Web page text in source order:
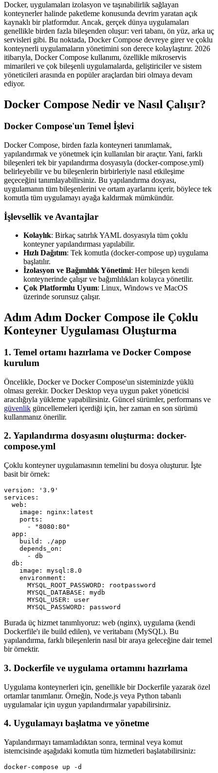
Docker, uygulamaları izolasyon ve taşınabilirlik sağlayan
konteynerler halinde paketleme konusunda devrim yaratan açık
kaynaklı bir platformdur. Ancak, gerçek dünya uygulamaları
genellikle birden fazla bileşenden oluşur: veri tabanı, ön yüz, arka uç
servisleri gibi. Bu noktada, Docker Compose devreye girer ve çoklu
konteynerli uygulamaların yönetimini son derece kolaylaştırır. 2026
itibarıyla, Docker Compose kullanımı, özellikle mikroservis
mimarileri ve çok bileşenli uygulamalarda, geliştiriciler ve sistem
yöneticileri arasında en popüler araçlardan biri olmaya devam
ediyor.
Docker Compose Nedir ve Nasıl Çalışır?
Docker Compose'un Temel İşlevi
Docker Compose, birden fazla konteyneri tanımlamak,
yapılandırmak ve yönetmek için kullanılan bir araçtır. Yani, farklı
bileşenleri tek bir yapılandırma dosyasıyla (docker-compose.yml)
belirleyebilir ve bu bileşenlerin birbirleriyle nasıl etkileşime
geçeceğini tanımlayabilirsiniz. Bu yapılandırma dosyası,
uygulamanın tüm bileşenlerini ve ortam ayarlarını içerir, böylece tek
komutla tüm uygulamayı ayağa kaldırmak mümkündür.
İşlevsellik ve Avantajlar
Kolaylık: Birkaç satırlık YAML dosyasıyla tüm çoklu
konteyner yapılandırması yapılabilir.
Hızlı Dağıtım: Tek komutla (docker-compose up) uygulama
başlatılır.
İzolasyon ve Bağımlılık Yönetimi: Her bileşen kendi
konteynerinde çalışır ve bağımlılıkları kolayca yönetilir.
Çok Platformlu Uyum: Linux, Windows ve MacOS
üzerinde sorunsuz çalışır.
Adım Adım Docker Compose ile Çoklu
Konteyner Uygulaması Oluşturma
1. Temel ortamı hazırlama ve Docker Compose
kurulum
Öncelikle, Docker ve Docker Compose'un sisteminizde yüklü
olması gerekir. Docker Desktop veya uygun paket yöneticisi
aracılığıyla yükleme yapabilirsiniz. Güncel sürümler, performans ve
güvenlik güncellemeleri içerdiği için, her zaman en son sürümü
kullanmanız önerilir.
2. Yapılandırma dosyasını oluşturma: docker-
compose.yml
Çoklu konteyner uygulamasının temelini bu dosya oluşturur. İşte
basit bir örnek:
version: '3.9'
services:
  web:
    image: nginx:latest
    ports:
      - "8080:80"
  app:
    build: ./app
    depends_on:
      - db
  db:
    image: mysql:8.0
    environment:
      MYSQL_ROOT_PASSWORD: rootpassword
      MYSQL_DATABASE: mydb
      MYSQL_USER: user
Burada üç hizmet tanımlıyoruz: web (nginx), uygulama (kendi
Dockerfile'ı ile build edilen), ve veritabanı (MySQL). Bu
yapılandırma, farklı bileşenlerin nasıl bir araya geleceğine dair temel
bir örnektir.
3. Dockerfile ve uygulama ortamını hazırlama
Uygulama konteynerleri için, genellikle bir Dockerfile yazarak özel
ortamlar tanımlanır. Örneğin, Node.js veya Python tabanlı
uygulamalar için uygun yapılandırmalar yapabilirsiniz.
4. Uygulamayı başlatma ve yönetme
Yapılandırmayı tamamladıktan sonra, terminal veya komut
istemcisinde aşağıdaki komutla tüm hizmetleri başlatabilirsiniz:
docker-compose up -d